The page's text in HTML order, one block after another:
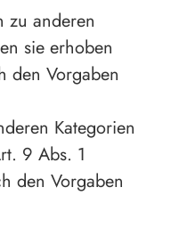
zu anderen
sie erhoben
den Vorgaben
Kategorien
9 Abs. 1
den Vorgaben